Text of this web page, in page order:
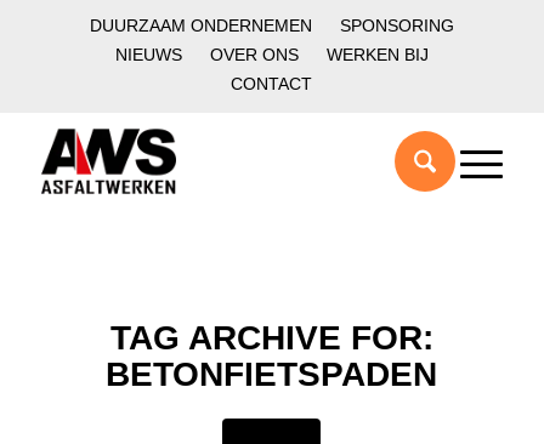
DUURZAAM ONDERNEMEN
SPONSORING
NIEUWS
OVER ONS
WERKEN BIJ
CONTACT
TAG ARCHIVE FOR:
BETONFIETSPADEN